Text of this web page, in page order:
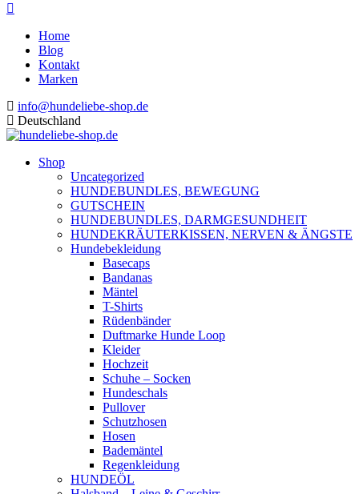
Home
Blog
Kontakt
Marken
info@hundeliebe-shop.de
Deutschland
Shop
Uncategorized
HUNDEBUNDLES, BEWEGUNG
GUTSCHEIN
HUNDEBUNDLES, DARMGESUNDHEIT
HUNDEKRÄUTERKISSEN, NERVEN & ÄNGSTE
Hundebekleidung
Basecaps
Bandanas
Mäntel
T-Shirts
Rüdenbänder
Duftmarke Hunde Loop
Kleider
Hochzeit
Schuhe – Socken
Hundeschals
Pullover
Schutzhosen
Hosen
Bademäntel
Regenkleidung
HUNDEÖL